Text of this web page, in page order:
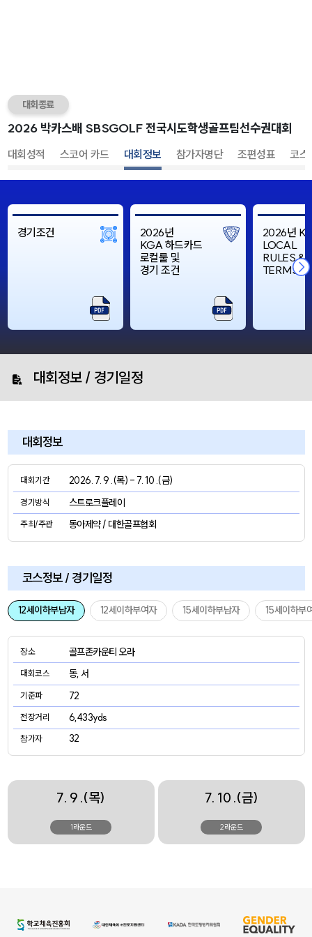
대회종료
대회성적 스코어 카드 대회정보 참가자명단 조편성표 코스
경기조건
2026년
KGA 하드카드
로컬룰 및
경기 조건
2026년
LOCAL
RULES &
TERMS
대회정보 / 경기일정
대회정보
2026. 7. 9 .(목) - 7. 10 .(금)
대회기간
스트로크플레이
경기방식
동아제약 / 대한골프협회
주최/주관
코스정보 / 경기일정
12세이하부남자 12세이하부여자 15세이하부남자 15세이하부
골프존카운티 오라
장소
동, 서
대회코스
72
기준파
6,433yds
전장거리
32
참가자
7. 9 .(목)
1라운드
7. 10 .(금)
2라운드